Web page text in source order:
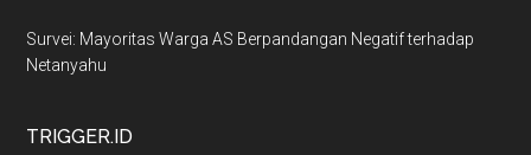
Survei: Mayoritas Warga AS Berpandangan Negatif terhadap
Netanyahu
TRIGGER.ID